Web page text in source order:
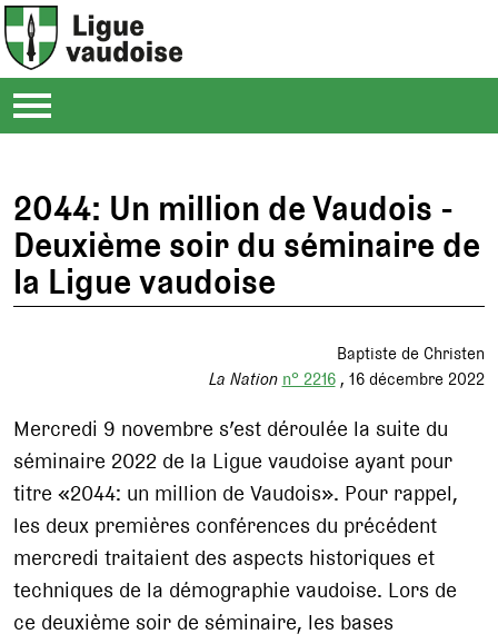
2044: Un million de Vaudois -
Deuxième soir du séminaire de
la Ligue vaudoise
Baptiste de Christen
La Nation n° 2216 16 décembre 2022
Mercredi 9 novembre s’est déroulée la suite du
séminaire 2022 de la Ligue vaudoise ayant pour
titre «2044: un million de Vaudois». Pour rappel,
les deux premières conférences du précédent
mercredi traitaient des aspects historiques et
techniques de la démographie vaudoise. Lors de
ce deuxième soir de séminaire, les bases